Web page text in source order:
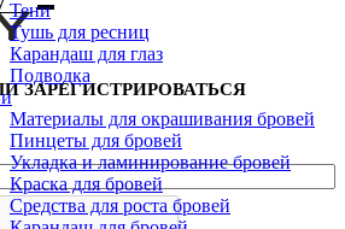
Тени
Тушь для ресниц
Карандаш для глаз
Подводка
Материалы для окрашивания бровей
Пинцеты для бровей
Укладка и ламинирование бровей
Краска для бровей
Средства для роста бровей
ЗАРЕГИСТРИРОВАТЬСЯ